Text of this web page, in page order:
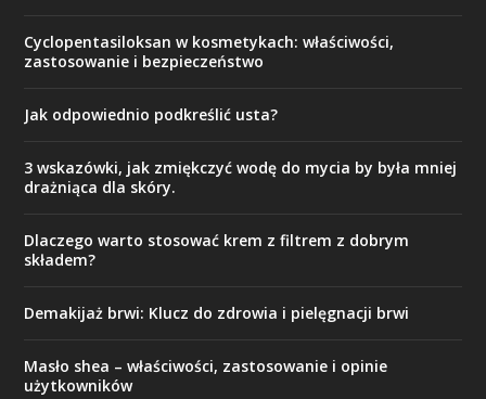
Cyclopentasiloksan w kosmetykach: właściwości,
zastosowanie i bezpieczeństwo
Jak odpowiednio podkreślić usta?
3 wskazówki, jak zmiękczyć wodę do mycia by była mniej
drażniąca dla skóry.
Dlaczego warto stosować krem z filtrem z dobrym
składem?
Demakijaż brwi: Klucz do zdrowia i pielęgnacji brwi
Masło shea – właściwości, zastosowanie i opinie
użytkowników